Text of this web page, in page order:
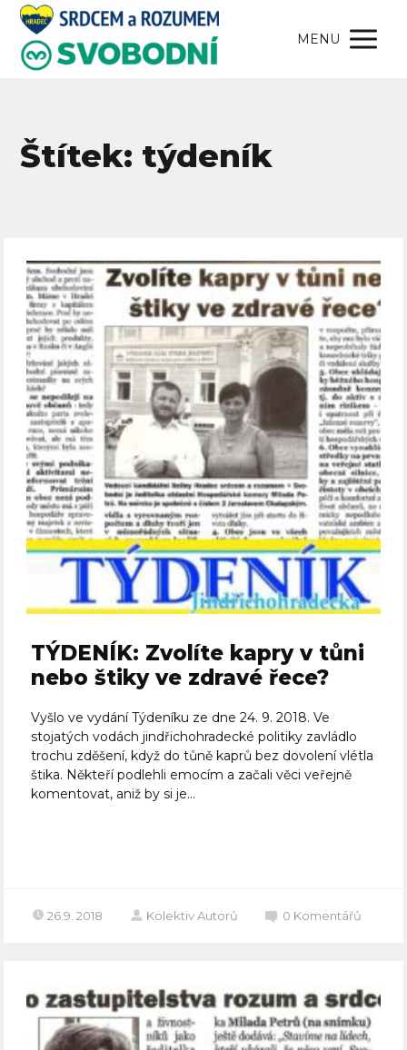
MENU
Štítek: týdeník
TÝDENÍK: Zvolíte kapry v tůni
nebo štiky ve zdravé řece?
Vyšlo ve vydání Týdeníku ze dne 24. 9. 2018. Ve
stojatých vodách jindřichohradecké politiky zavládlo
trochu zděšení, když do tůně kaprů bez dovolení vlétla
štika. Někteří podlehli emocím a začali věci veřejně
komentovat, aniž by si je...
26.9. 2018 Kolektiv Autorů 0 Komentářů